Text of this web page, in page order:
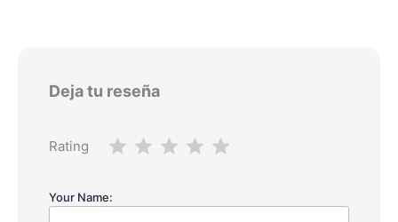
Deja tu reseña
Rating
Your Name: